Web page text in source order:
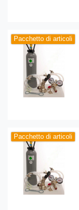
Pacchetto di articoli
Pacchetto di articoli